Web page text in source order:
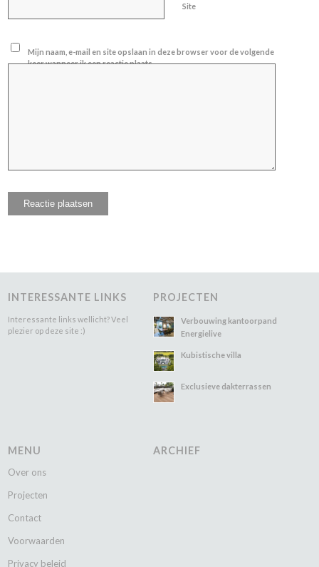
Site
Mijn naam, e-mail en site opslaan in deze browser voor de volgende
keer wanneer ik een reactie plaats.
INTERESSANTE LINKS
Interessante links wellicht? Veel
plezier op deze site :)
PROJECTEN
Verbouwing kantoorpand
Energielive
Kubistische villa
Exclusieve dakterrassen
MENU
Over ons
Projecten
Contact
Voorwaarden
Privacy beleid
ARCHIEF